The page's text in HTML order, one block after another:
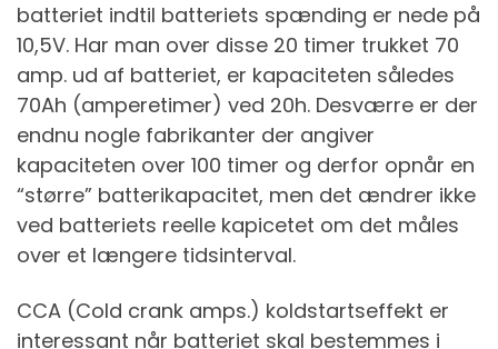
batteriet indtil batteriets spænding er nede på
10,5V. Har man over disse 20 timer trukket 70
amp. ud af batteriet, er kapaciteten således
70Ah (amperetimer) ved 20h. Desværre er der
endnu nogle fabrikanter der angiver
kapaciteten over 100 timer og derfor opnår en
“større” batterikapacitet, men det ændrer ikke
ved batteriets reelle kapicetet om det måles
over et længere tidsinterval.
CCA (Cold crank amps.) koldstartseffekt er
interessant når batteriet skal bestemmes i